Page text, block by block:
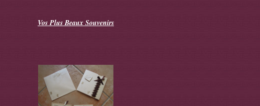
Vos Plus Beaux Souvenirs